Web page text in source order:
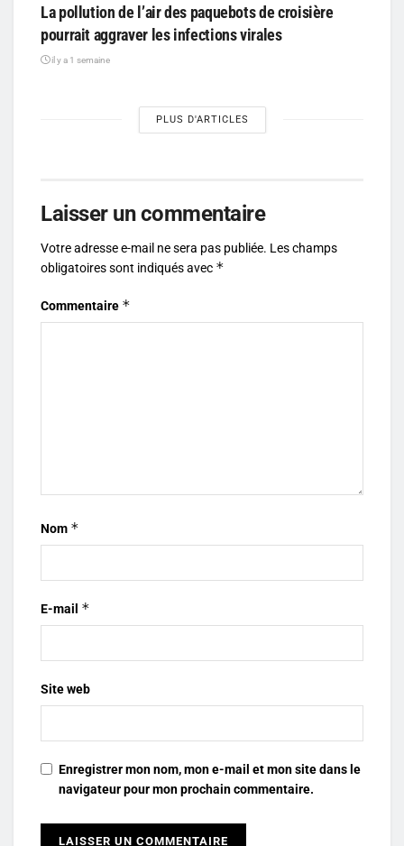
La pollution de l’air des paquebots de croisière
pourrait aggraver les infections virales
il y a 1 semaine
PLUS D'ARTICLES
Laisser un commentaire
Votre adresse e-mail ne sera pas publiée. Les champs
obligatoires sont indiqués avec *
Commentaire *
Nom *
E-mail *
Site web
Enregistrer mon nom, mon e-mail et mon site dans le
navigateur pour mon prochain commentaire.